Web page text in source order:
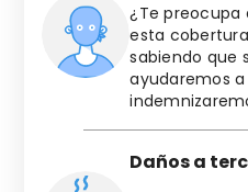
¿Te preocupa
esta
sabiendo que
ayudaremos
Daños a